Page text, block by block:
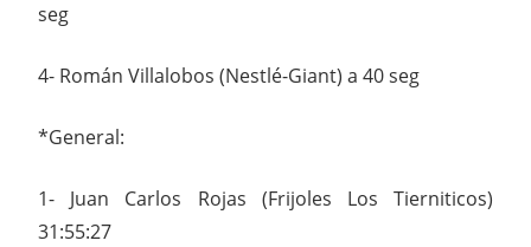
seg
4- Román Villalobos (Nestlé-Giant) a 40 seg
*General:
1- Juan Carlos Rojas (Frijoles Los Tierniticos)
31:55:27